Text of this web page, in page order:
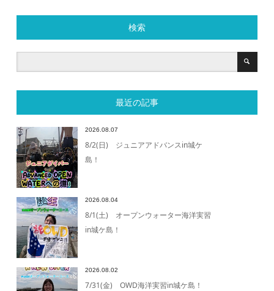
検索
最近の記事
2026.08.07
8/2(日) ジュニアアドバンスin城ケ
島！
2026.08.04
8/1(土) オープンウォーター海洋実習
in城ケ島！
2026.08.02
7/31(金) OWD海洋実習in城ケ島！